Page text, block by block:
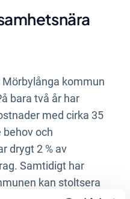
kommun
bara två år har
med cirka 35
behov och
drygt 2 % av
Samtidigt har
kan stoltsera